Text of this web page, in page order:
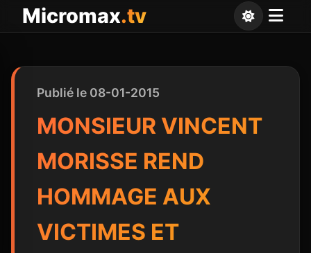
Micromax.tv
Publié le 08-01-2015
MONSIEUR VINCENT
MORISSE REND
HOMMAGE AUX
VICTIMES ET
Panneau de gestion des cookies